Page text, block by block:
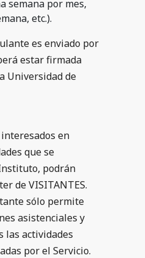
semana por mes,
etc.).
es enviado por
estar firmada
Universidad de
en
que se
podrán
de VISITANTES.
sólo permite
asistenciales y
las actividades
por el Servicio.